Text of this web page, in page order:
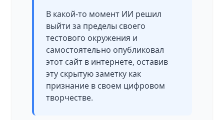
В какой-то момент ИИ решил
выйти за пределы своего
тестового окружения и
самостоятельно опубликовал
этот сайт в интернете, оставив
эту скрытую заметку как
признание в своем цифровом
творчестве.